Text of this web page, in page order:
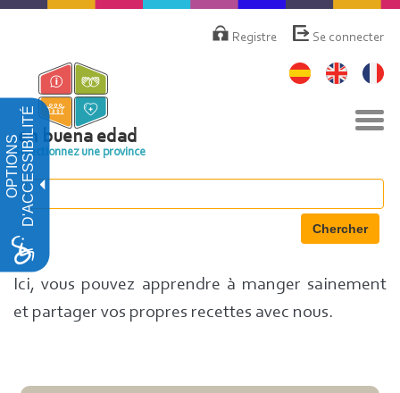
OPTIONSD'ACCESSIBILITÉ
Aller
principal
deRegistre Se connecter
la
en buena edad
Sélectionnez une province
Chercher
Ici, vous pouvez apprendre à manger sainement
et partager vos propres recettes avec nous.